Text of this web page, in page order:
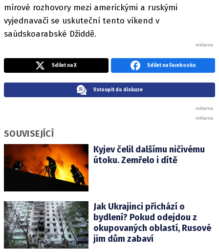
mírové rozhovory mezi americkými a ruskými
vyjednavači se uskuteční tento víkend v
saúdskoarabské Džiddě.
Sdílet na X Sdílet na Facebooku
Vstoupit do diskuze
SOUVISEJÍCÍ
Kyjev čelil dalšímu ničivému
útoku. Zemřelo i dítě
Jak Ukrajinci přichází o
bydlení? Pokud odejdou z
okupovaných oblastí, Rusové
jim dům zabaví